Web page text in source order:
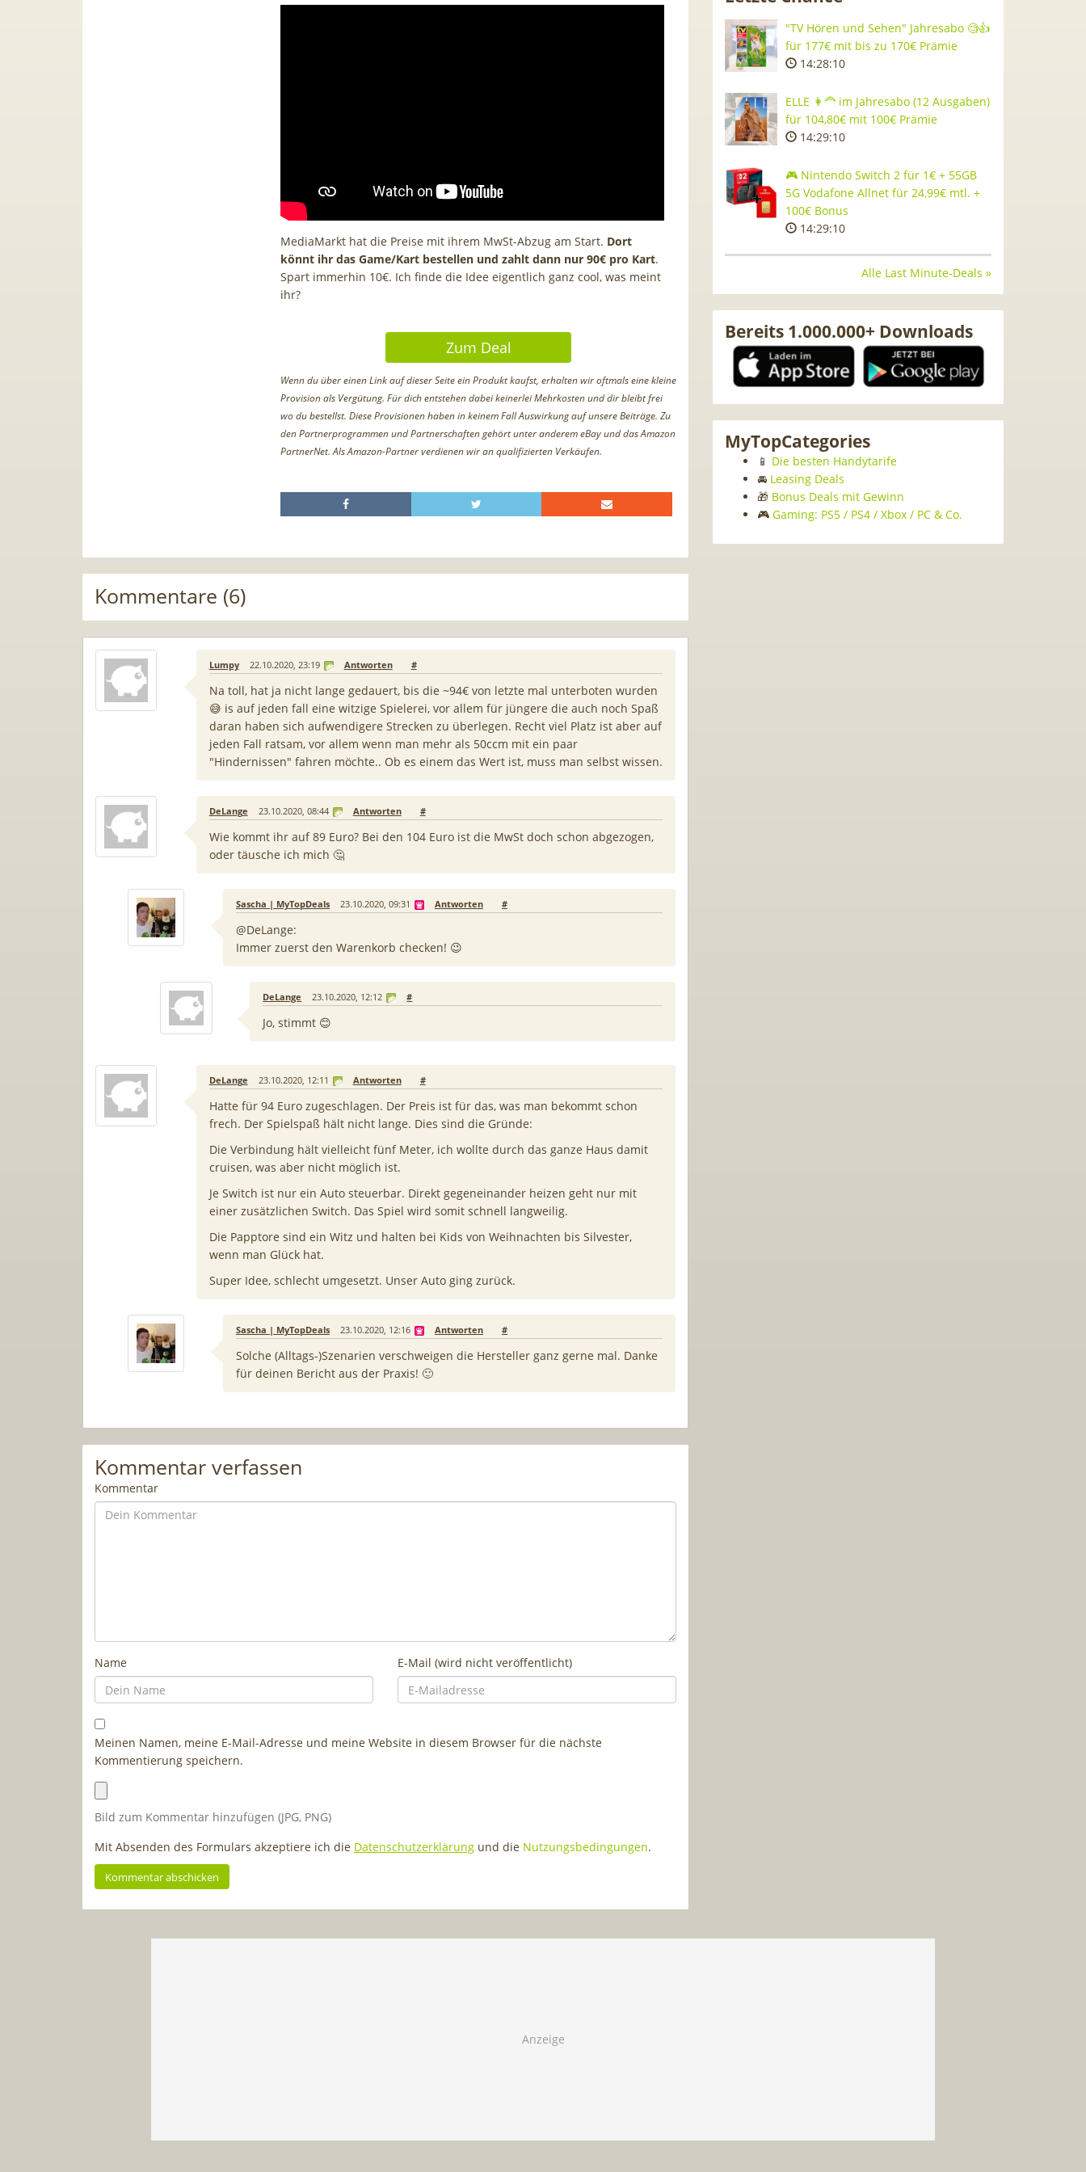
MediaMarkt hat die Preise mit ihrem MwSt-Abzug am Start. Dort
könnt ihr das Game/Kart bestellen und zahlt dann nur 90€ pro Kart.
Spart immerhin 10€. Ich finde die Idee eigentlich ganz cool, was meint
ihr?
Zum Deal
Wenn du über einen Link auf dieser Seite ein Produkt kaufst, erhalten wir oftmals eine kleine
Provision als Vergütung. Für dich entstehen dabei keinerlei Mehrkosten und dir bleibt frei
wo du bestellst. Diese Provisionen haben in keinem Fall Auswirkung auf unsere Beiträge. Zu
den Partnerprogrammen und Partnerschaften gehört unter anderem eBay und das Amazon
PartnerNet. Als Amazon-Partner verdienen wir an qualifizierten Verkäufen.
Kommentare (6)
Lumpy 22.10.2020, 23:19 Antworten #
Na toll, hat ja nicht lange gedauert, bis die ~94€ von letzte mal unterboten wurden
😅 is auf jeden fall eine witzige Spielerei, vor allem für jüngere die auch noch Spaß
daran haben sich aufwendigere Strecken zu überlegen. Recht viel Platz ist aber auf
jeden Fall ratsam, vor allem wenn man mehr als 50ccm mit ein paar
"Hindernissen" fahren möchte.. Ob es einem das Wert ist, muss man selbst wissen.
DeLange 23.10.2020, 08:44 Antworten #
Wie kommt ihr auf 89 Euro? Bei den 104 Euro ist die MwSt doch schon abgezogen,
oder täusche ich mich 🤔
Sascha | MyTopDeals 23.10.2020, 09:31 Antworten #
@DeLange:
Immer zuerst den Warenkorb checken! 😉
DeLange 23.10.2020, 12:12 #
Jo, stimmt 😊
DeLange 23.10.2020, 12:11 Antworten #
Hatte für 94 Euro zugeschlagen. Der Preis ist für das, was man bekommt schon
frech. Der Spielspaß hält nicht lange. Dies sind die Gründe:
Die Verbindung hält vielleicht fünf Meter, ich wollte durch das ganze Haus damit
cruisen, was aber nicht möglich ist.
Je Switch ist nur ein Auto steuerbar. Direkt gegeneinander heizen geht nur mit
einer zusätzlichen Switch. Das Spiel wird somit schnell langweilig.
Die Papptore sind ein Witz und halten bei Kids von Weihnachten bis Silvester,
wenn man Glück hat.
Super Idee, schlecht umgesetzt. Unser Auto ging zurück.
Sascha | MyTopDeals 23.10.2020, 12:16 Antworten #
Solche (Alltags-)Szenarien verschweigen die Hersteller ganz gerne mal. Danke
für deinen Bericht aus der Praxis! 🙂
Kommentar verfassen
Kommentar
Name E-Mail (wird nicht veröffentlicht)
Meinen Namen, meine E-Mail-Adresse und meine Website in diesem Browser für die nächste
Kommentierung speichern.
Bild zum Kommentar hinzufügen (JPG, PNG)
Mit Absenden des Formulars akzeptiere ich die Datenschutzerklärung und die Nutzungsbedingungen.
"TV Hören und Sehen" Jahresabo 🧐👍
für 177€ mit bis zu 170€ Prämie
14:28:09
ELLE 👩‍🦰 im Jahresabo (12 Ausgaben)
für 104,80€ mit 100€ Prämie
14:29:09
🎮 Nintendo Switch 2 für 1€ + 55GB
5G Vodafone Allnet für 24,99€ mtl. +
100€ Bonus
14:29:09
Alle Last Minute-Deals »
Bereits 1.000.000+ Downloads
MyTopCategories
📱 Die besten Handytarife
🚘 Leasing Deals
🎁 Bonus Deals mit Gewinn
🎮 Gaming: PS5 / PS4 / Xbox / PC & Co.